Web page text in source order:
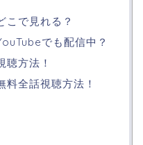
こで見れる？
でも配信中？
聴方法！
全話視聴方法！